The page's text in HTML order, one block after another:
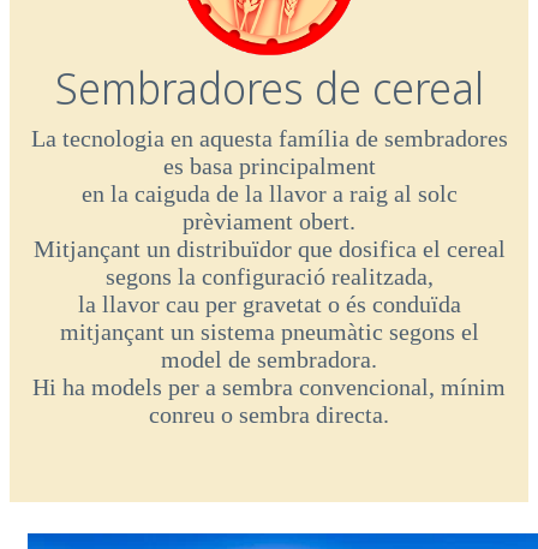
Sembradores de cereal
La tecnologia en aquesta família de sembradores
es basa principalment
en la caiguda de la llavor a raig al solc
prèviament obert.
Mitjançant un distribuïdor que dosifica el cereal
segons la configuració realitzada,
la llavor cau per gravetat o és conduïda
mitjançant un sistema pneumàtic segons el
model de sembradora.
Hi ha models per a sembra convencional, mínim
conreu o sembra directa.